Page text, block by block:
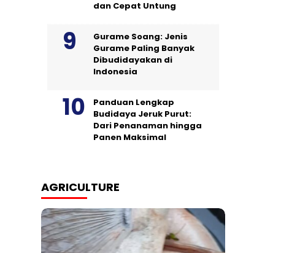
dan Cepat Untung
Gurame Soang: Jenis
Gurame Paling Banyak
Dibudidayakan di
Indonesia
Panduan Lengkap
Budidaya Jeruk Purut:
Dari Penanaman hingga
Panen Maksimal
AGRICULTURE